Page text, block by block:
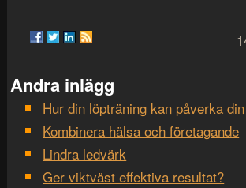
Andra inlägg
Hur din löpträning kan påverka
Kombinera hälsa och företagande
Lindra ledvärk
Ger viktväst effektiva resultat?